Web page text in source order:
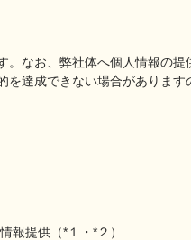
なお、弊社体へ個人情報の
達成できない場合があります
報提供（*１・*２）